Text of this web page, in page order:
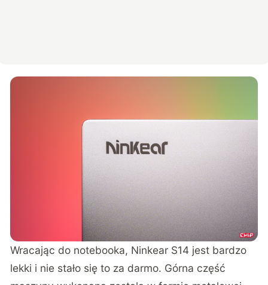
Wracając do notebooka, Ninkear S14 jest bardzo
lekki i nie stało się to za darmo. Górna część